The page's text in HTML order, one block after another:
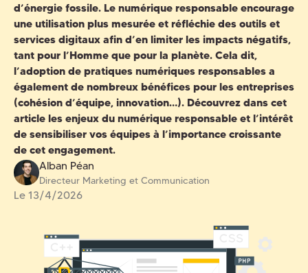
d’énergie fossile. Le numérique responsableencourage
une utilisation plus mesurée et réfléchie des outils et
services digitaux afin d’en limiter les impacts négatifs,
tant pour l’Homme que pour la planète. Cela dit,
l’adoption de pratiques numériques responsablesa
également de nombreux bénéfices pour les entreprises
(cohésion d’équipe, innovation…). Découvrez dans cet
article les enjeux du numérique responsableet l’intérêt
de sensibiliser vos équipes à l’importance croissante
de cet engagement.
Alban Péan
Directeur Marketing et Communication
Le 13/4/2026